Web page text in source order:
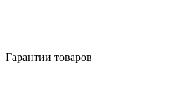
Гарантии товаров